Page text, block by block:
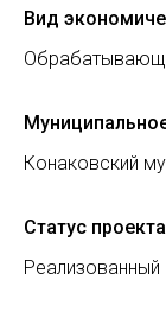
Вид
Конаковский
Статус проекта
Реализованный